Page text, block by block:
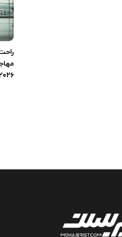
۲۰۲۶ کدام